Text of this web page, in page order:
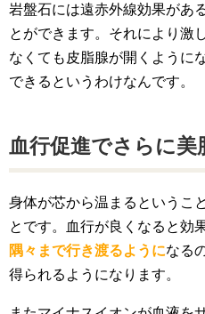
岩盤石には遠赤外線効果があ
とができます。それにより激
なくても皮脂腺が開くように
できるというわけなんです。
血行促進でさらに美
身体が芯から温まるというこ
とです。血行が良くなると効
隅々まで行き渡るようになる
得られるようになります。